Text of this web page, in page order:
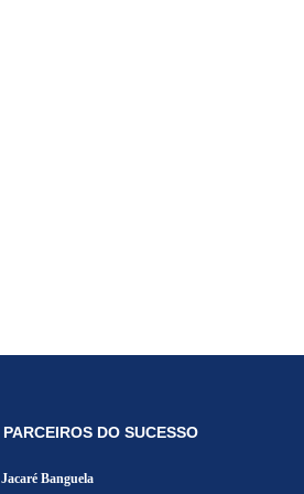
PARCEIROS DO SUCESSO
Jacaré Banguela